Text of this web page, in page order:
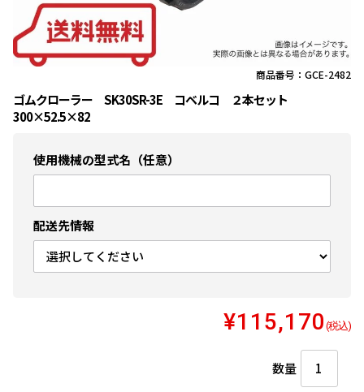
商品番号：GCE-2482
ゴムクローラー SK30SR-3E コベルコ ２本セット
300×52.5×82
使用機械の型式名（任意）
配送先情報
¥115,170 (税込)
数量